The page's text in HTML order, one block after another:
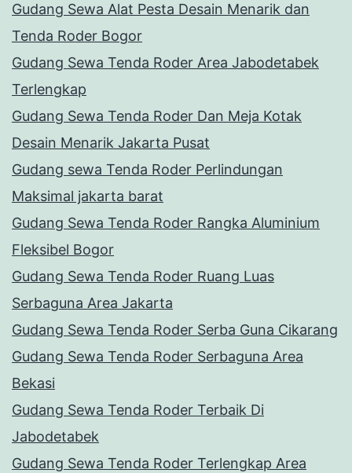
Gudang Sewa Alat Pesta Desain Menarik dan
Tenda Roder Bogor
Gudang Sewa Tenda Roder Area Jabodetabek
Terlengkap
Gudang Sewa Tenda Roder Dan Meja Kotak
Desain Menarik Jakarta Pusat
Gudang sewa Tenda Roder Perlindungan
Maksimal jakarta barat
Gudang Sewa Tenda Roder Rangka Aluminium
Fleksibel Bogor
Gudang Sewa Tenda Roder Ruang Luas
Serbaguna Area Jakarta
Gudang Sewa Tenda Roder Serba Guna Cikarang
Gudang Sewa Tenda Roder Serbaguna Area
Bekasi
Gudang Sewa Tenda Roder Terbaik Di
Jabodetabek
Gudang Sewa Tenda Roder Terlengkap Area